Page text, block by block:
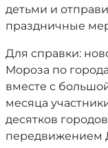
детьми и
праздничные
Для справки:
Мороза по
вместе с
месяца
десятков
передвижением